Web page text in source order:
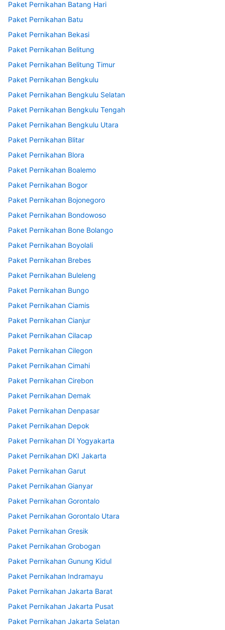
Paket Pernikahan Batang Hari
Paket Pernikahan Batu
Paket Pernikahan Bekasi
Paket Pernikahan Belitung
Paket Pernikahan Belitung Timur
Paket Pernikahan Bengkulu
Paket Pernikahan Bengkulu Selatan
Paket Pernikahan Bengkulu Tengah
Paket Pernikahan Bengkulu Utara
Paket Pernikahan Blitar
Paket Pernikahan Blora
Paket Pernikahan Boalemo
Paket Pernikahan Bogor
Paket Pernikahan Bojonegoro
Paket Pernikahan Bondowoso
Paket Pernikahan Bone Bolango
Paket Pernikahan Boyolali
Paket Pernikahan Brebes
Paket Pernikahan Buleleng
Paket Pernikahan Bungo
Paket Pernikahan Ciamis
Paket Pernikahan Cianjur
Paket Pernikahan Cilacap
Paket Pernikahan Cilegon
Paket Pernikahan Cimahi
Paket Pernikahan Cirebon
Paket Pernikahan Demak
Paket Pernikahan Denpasar
Paket Pernikahan Depok
Paket Pernikahan DI Yogyakarta
Paket Pernikahan DKI Jakarta
Paket Pernikahan Garut
Paket Pernikahan Gianyar
Paket Pernikahan Gorontalo
Paket Pernikahan Gorontalo Utara
Paket Pernikahan Gresik
Paket Pernikahan Grobogan
Paket Pernikahan Gunung Kidul
Paket Pernikahan Indramayu
Paket Pernikahan Jakarta Barat
Paket Pernikahan Jakarta Pusat
Paket Pernikahan Jakarta Selatan